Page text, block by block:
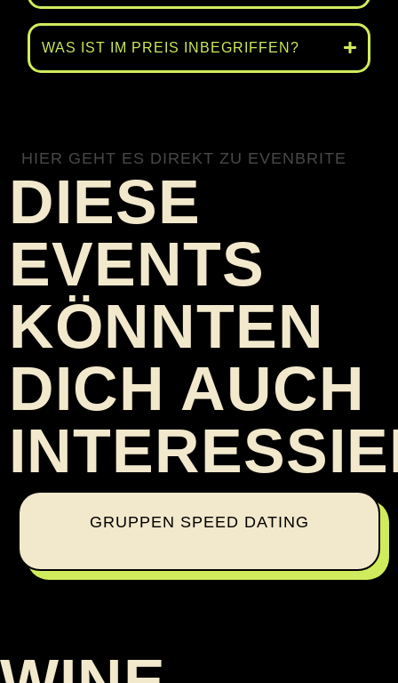
WAS IST IM PREIS INBEGRIFFEN?
HIER GEHT ES DIREKT ZU EVENBRITE
DIESE
EVENTS
KÖNNTEN
DICH AUCH
GRUPPEN SPEED DATING